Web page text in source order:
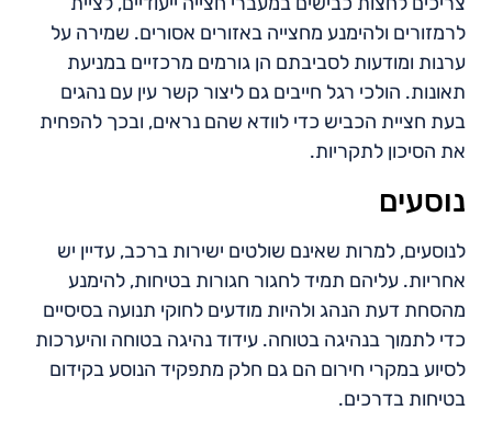
לרמזורים ולהימנע מחצייה באזורים אסורים. שמירה על
ערנות ומודעות לסביבתם הן גורמים מרכזיים במניעת
תאונות. הולכי רגל חייבים גם ליצור קשר עין עם נהגים
בעת חציית הכביש כדי לוודא שהם נראים, ובכך להפחית
את הסיכון לתקריות.
נוסעים
לנוסעים, למרות שאינם שולטים ישירות ברכב, עדיין יש
אחריות. עליהם תמיד לחגור חגורות בטיחות, להימנע
מהסחת דעת הנהג ולהיות מודעים לחוקי תנועה בסיסיים
כדי לתמוך בנהיגה בטוחה. עידוד נהיגה בטוחה והיערכות
לסיוע במקרי חירום הם גם חלק מתפקיד הנוסע בקידום
בטיחות בדרכים.